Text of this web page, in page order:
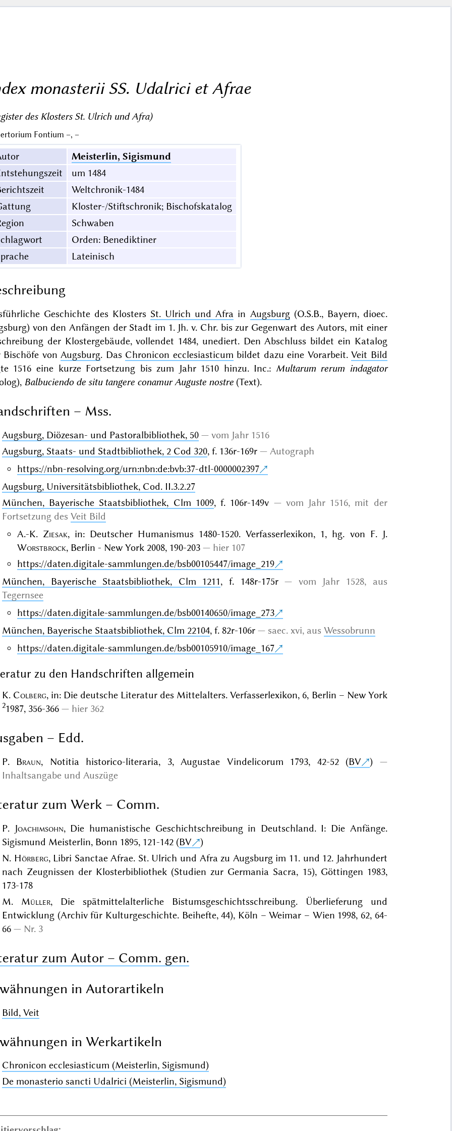
monasterii SS. Udalrici et Afrae
des Klosters St. Ulrich und Afra)
Fontium –, –
Meisterlin, Sigismund
um 1484
Weltchronik-1484
Kloster-/Stiftschronik; Bischofskatalog
Schwaben
Orden: Benediktiner
Lateinisch
Geschichte des Klosters St. Ulrich und Afra in Augsburg (O.S.B., Bayern, dioec.
von den Anfängen der Stadt im 1. Jh. v. Chr. bis zur Gegenwart des Autors, mit einer
der Klostergebäude, vollendet 1484, unediert. Den Abschluss bildet ein Katalog
Bischöfe vonAugsburg. Das Chronicon ecclesiasticum bildet dazu eine Vorarbeit.Veit Bild
1516 eine kurze Fortsetzung bis zum Jahr 1510 hinzu. Inc.: Multarum rerum indagator
Balbuciendo de situ tangere conamur Auguste nostre(Text).
– Mss.
Augsburg, Diözesan- und Pastoralbibliothek, 50
vom Jahr 1516
Augsburg, Staats- und Stadtbibliothek, 2 Cod 320, f. 136r-169r
Autograph
https://nbn-resolving.org/urn:nbn:de:bvb:37-dtl-0000002397
Augsburg, Universitätsbibliothek, Cod. II.3.2.27
München, Bayerische Staatsbibliothek, Clm 1009, f. 106r-149v
vom Jahr 1516, mit der
Fortsetzung des Veit Bild
A.-K. Ziesak, in: Deutscher Humanismus 1480-1520. Verfasserlexikon, 1, hg. von F. J.
Worstbrock, Berlin - New York 2008, 190-203
hier 107
https://daten.digitale-sammlungen.de/bsb00105447/image_219
München, Bayerische Staatsbibliothek, Clm 1211, f. 148r-175r
vom Jahr 1528, aus
Tegernsee
https://daten.digitale-sammlungen.de/bsb00140650/image_273
München, Bayerische Staatsbibliothek, Clm 22104, f. 82r-106r saec. xvi, aus Wessobrunn
https://daten.digitale-sammlungen.de/bsb00105910/image_167
zu den Handschriften allgemein
K. Colberg, in: Die deutsche Literatur des Mittelalters. Verfasserlexikon, 6, Berlin – New York
21987, 356-366 hier 362
– Edd.
P. Braun, Notitia historico-literaria, 3, Augustae Vindelicorum 1793, 42-52 (BV
)
Inhaltsangabe und Auszüge
zum Werk – Comm.
P. Joachimsohn, Die humanistische Geschichtschreibung in Deutschland. I: Die Anfänge.
Sigismund Meisterlin, Bonn 1895, 121-142 (BV
)
N. Hörberg, Libri Sanctae Afrae. St. Ulrich und Afra zu Augsburg im 11. und 12. Jahrhundert
nach Zeugnissen der Klosterbibliothek (Studien zur Germania Sacra, 15), Göttingen 1983,
173-178
M. Müller, Die spätmittelalterliche Bistumsgeschichtsschreibung. Überlieferung und
Entwicklung (Archiv für Kulturgeschichte. Beihefte, 44), Köln – Weimar – Wien 1998, 62, 64-
66
Nr. 3
zum Autor – Comm. gen.
in Autorartikeln
Bild, Veit
in Werkartikeln
Chronicon ecclesiasticum (Meisterlin, Sigismund)
De monasterio sancti Udalrici (Meisterlin, Sigismund)